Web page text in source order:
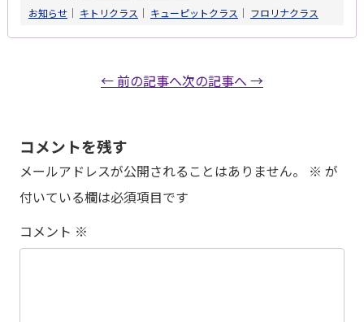
お知らせ│ キトリクラス │ キューピットクラス │ フロリナクラス
← 前の記事へ次の記事へ →
コメントを残す
メールアドレスが公開されることはありません。 ※ が
付いている欄は必須項目です
コメント ※